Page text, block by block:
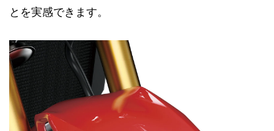
とを実感できます。